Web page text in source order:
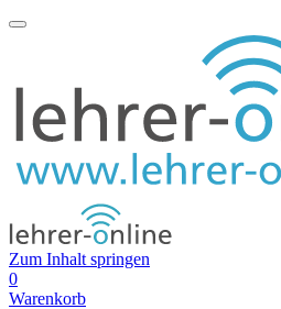
Zum Inhalt springen
0
Warenkorb